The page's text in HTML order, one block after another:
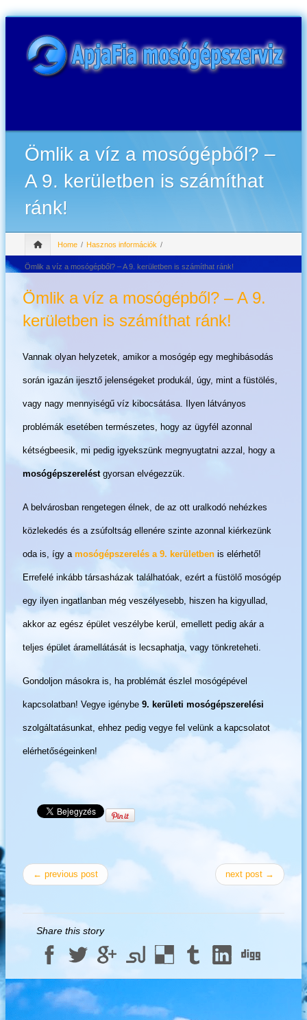
Ömlik a víz a mosógépből? –
A 9. kerületben is számíthat
ránk!
Home Hasznos információk
Ömlik a víz a mosógépből? – A 9. kerületben is számíthat ránk!
Ömlik a víz a mosógépből? – A 9.
kerületben is számíthat ránk!
Vannak olyan helyzetek, amikor a mosógép egy meghibásodás
során igazán ijesztő jelenségeket produkál, úgy, mint a füstölés,
vagy nagy mennyiségű víz kibocsátása. Ilyen látványos
problémák esetében természetes, hogy az ügyfél azonnal
kétségbeesik, mi pedig igyekszünk megnyugtatni azzal, hogy a
mosógépszereléstgyorsan elvégezzük.
A belvárosban rengetegen élnek, de az ott uralkodó nehézkes
közlekedés és a zsúfoltság ellenére szinte azonnal kiérkezünk
oda is, így a mosógépszerelés a 9. kerületben is elérhető!
Errefelé inkább társasházak találhatóak, ezért a füstölő mosógép
egy ilyen ingatlanban még veszélyesebb, hiszen ha kigyullad,
akkor az egész épület veszélybe kerül, emellett pedig akár a
teljes épület áramellátását is lecsaphatja, vagy tönkreteheti.
Gondoljon másokra is, ha problémát észlel mosógépével
kapcsolatban! Vegye igénybe 9. kerületi mosógépszerelési
szolgáltatásunkat, ehhez pedig vegye fel velünk a kapcsolatot
elérhetőségeinken!
← previous post next post →
Share this story